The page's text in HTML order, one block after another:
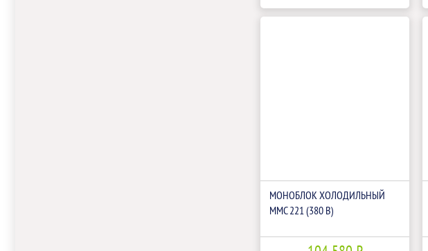
МОНОБЛОК ХОЛОДИЛЬНЫЙ
ММС 221 (380 В)